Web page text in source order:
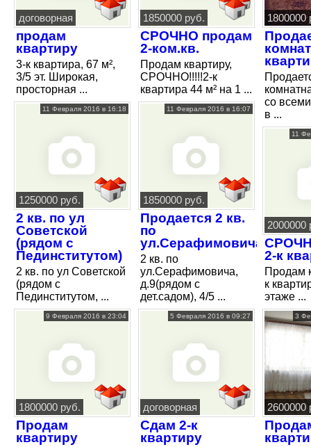
договорная
продам
квартиру
3-к квартира, 67 м²,
3/5 эт. Широкая,
просторная ...
11 Февраля 2016 в 16:18
1250000 руб.
2 кв. по ул
Советской
(рядом с
Пединститутом)
2 кв. по ул Советской
(рядом с
Пединститутом, ...
9 Февраля 2016 в 23:04
1800000 руб.
Продам
квартиру
1850000 руб.
СРОЧНО продам
2-ком.кв.
Продам квартиру,
СРОЧНО!!!!!2-к
квартира 44 м² на 1 ...
11 Февраля 2016 в 16:07
1850000 руб.
Продается 2 кв.
по
ул.Серафимовича
2 кв. по
ул.Серафимовича,
д.9(рядом с
дет.садом), 4/5 ...
5 Февраля 2016 в 09:27
договорная
Сдам 2-к
квартиру
1800000
со
в ...
11
2000000
2-к
Продам
к
этаже ...
3
2600000